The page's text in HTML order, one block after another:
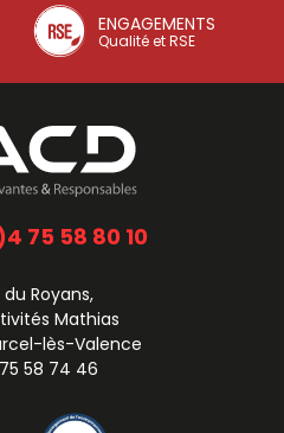
ENGAGEMENTS
Qualité et RSE
75 58 80 10
du Royans,
Mathias
lès-Valence
58 74 46